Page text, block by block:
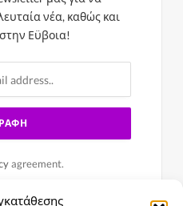
νέα, καθώς και
Εϋβοια!
agreement.